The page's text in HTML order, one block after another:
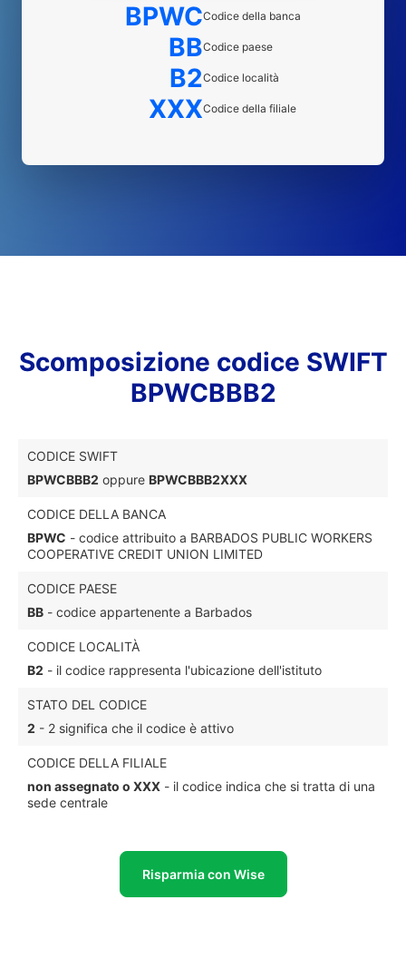
BPWCCodice della banca
BBCodice paese
B2Codice località
XXXCodice della filiale
Scomposizione codice SWIFT
BPWCBBB2
CODICE SWIFT
BPWCBBB2 oppure BPWCBBB2XXX
CODICE DELLA BANCA
BPWC - codice attribuito a BARBADOS PUBLIC WORKERS
COOPERATIVE CREDIT UNION LIMITED
CODICE PAESE
BB - codice appartenente a Barbados
CODICE LOCALITÀ
B2 - il codice rappresenta l'ubicazione dell'istituto
STATO DEL CODICE
2 - 2 significa che il codice è attivo
CODICE DELLA FILIALE
non assegnato o XXX - il codice indica che si tratta di una
sede centrale
Risparmia con Wise